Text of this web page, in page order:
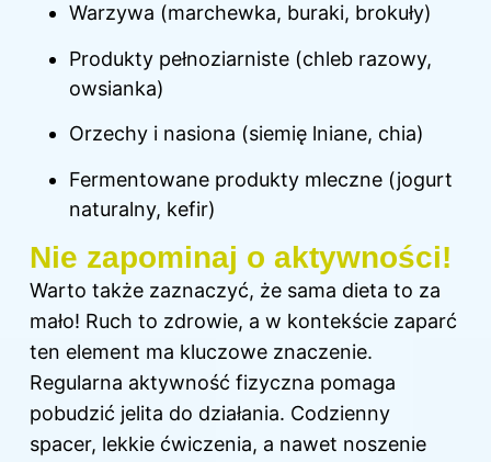
Warzywa (marchewka, buraki, brokuły)
Produkty pełnoziarniste (chleb razowy,
owsianka)
Orzechy i nasiona (siemię lniane, chia)
Fermentowane produkty mleczne (jogurt
naturalny, kefir)
Nie zapominaj o aktywności!
Warto także zaznaczyć, że sama dieta to za
mało! Ruch to zdrowie, a w kontekście zaparć
ten element ma kluczowe znaczenie.
Regularna aktywność fizyczna pomaga
pobudzić jelita do działania. Codzienny
spacer, lekkie ćwiczenia, a nawet noszenie